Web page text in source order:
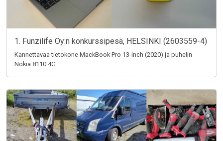
1. Funzilife Oy:n konkurssipesä, HELSINKI (2603559-4)
Kannettavaa tietokone MackBook Pro 13-inch (2020) ja puhelin
Nokia 8110 4G